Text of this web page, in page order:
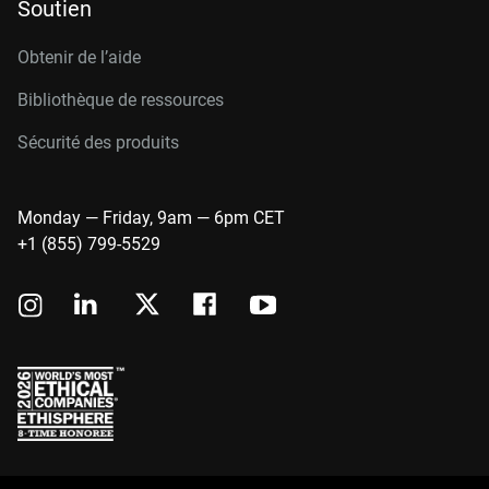
Soutien
Obtenir de l’aide
Bibliothèque de ressources
Sécurité des produits
Monday — Friday, 9am — 6pm CET
+1 (855) 799-5529